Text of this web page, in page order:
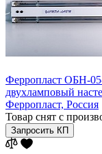
Ферропласт ОБН-
двухламповый
Ферропласт, Россия
Товар снят с
Запросить КП